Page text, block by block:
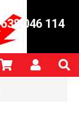
638 046 114